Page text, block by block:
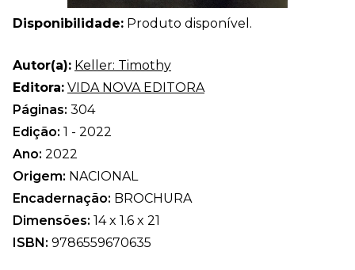
Disponibilidade: Produto disponível.
Autor(a): Keller: Timothy
Editora: VIDA NOVA EDITORA
Páginas: 304
Edição: 1 - 2022
Ano: 2022
Origem: NACIONAL
Encadernação: BROCHURA
Dimensões: 14 x 1.6 x 21
ISBN: 9786559670635